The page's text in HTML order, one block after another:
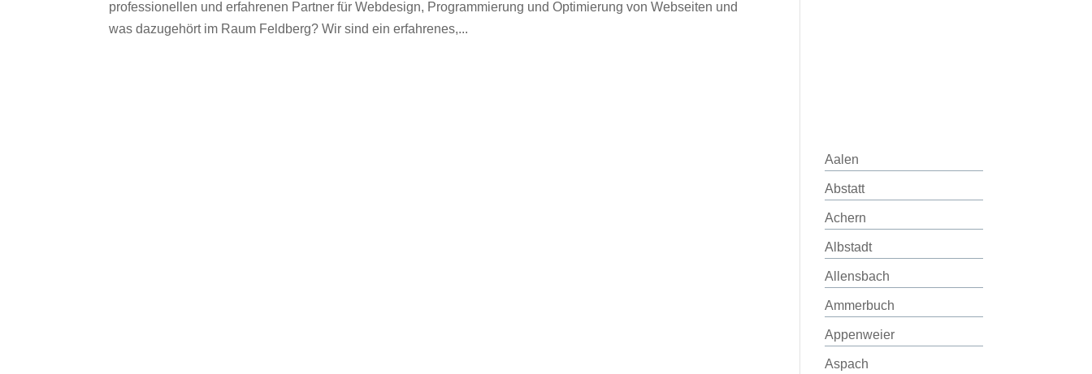
professionellen und erfahrenen Partner für Webdesign, Programmierung und Optimierung von Webseiten und
was dazugehört im Raum Feldberg? Wir sind ein erfahrenes,...
Aalen
Abstatt
Achern
Albstadt
Allensbach
Ammerbuch
Appenweier
Aspach